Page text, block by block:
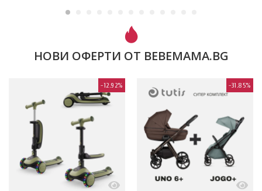
НОВИ ОФЕРТИ ОТ BEBEMAMA.BG
-12.92% -31.85%